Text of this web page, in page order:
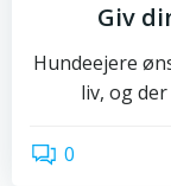
Giv
Hundeejere
liv, og
0